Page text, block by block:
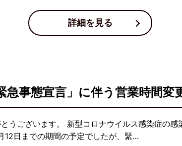
詳細を見る
事態宣言」に伴う営業時間変
うございます。 新型コロナウイルス感染症の
日までの期間の予定でしたが、緊…